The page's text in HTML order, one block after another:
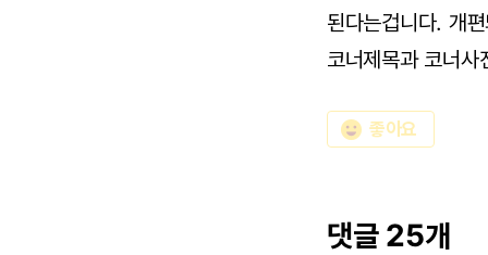
된다는겁니다. 개
코너제목과 코너
emoji_emotions 좋아요
댓글 25개